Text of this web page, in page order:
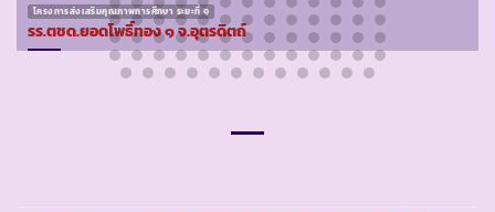
โครงการส่งเสริมคุณภาพการศึกษา ระยะที่ ๑
รร.ตชด.ยอดโพธิ์ทอง ๑ จ.อุตรดิตถ์